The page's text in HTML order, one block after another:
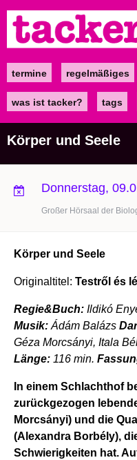
zum
Inhalt
Maintermine regelmäßiges
was ist tacker? tags
Körper und Seele
Donnerstag,
Großer Hörsaal der
Körper und Seele
Originaltitel: Testről és
Regie&Buch: Ildikó
Musik: Ádám Balázs
Géza Morcsányi, Itala
Länge: 116 min.
In einem Schlachthof
zurückgezogen
Morcsányi) und die
(Alexandra Borbély),
Schwierigkeiten hat.